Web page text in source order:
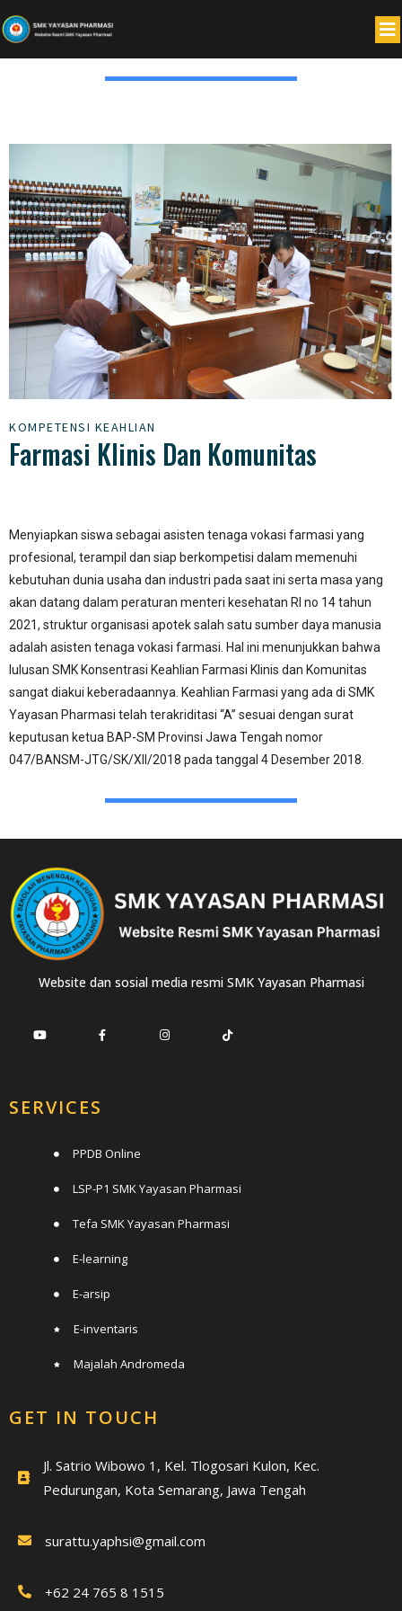
KOMPETENSI KEAHLIAN
Farmasi Klinis Dan Komunitas
Menyiapkan siswa sebagai asisten tenaga vokasi farmasi yang
profesional, terampil dan siap berkompetisi dalam memenuhi
kebutuhan dunia usaha dan industri pada saat ini serta masa yang
akan datang dalam peraturan menteri kesehatan RI no 14 tahun
2021, struktur organisasi apotek salah satu sumber daya manusia
adalah asisten tenaga vokasi farmasi. Hal ini menunjukkan bahwa
lulusan SMK Konsentrasi Keahlian Farmasi Klinis dan Komunitas
sangat diakui keberadaannya. Keahlian Farmasi yang ada di SMK
Yayasan Pharmasi telah terakriditasi “A” sesuai dengan surat
keputusan ketua BAP-SM Provinsi Jawa Tengah nomor
047/BANSM-JTG/SK/XII/2018 pada tanggal 4 Desember 2018.
Website dan sosial media resmi SMK Yayasan Pharmasi
SERVICES
PPDB Online
LSP-P1 SMK Yayasan Pharmasi
Tefa SMK Yayasan Pharmasi
E-learning
E-arsip
E-inventaris
Majalah Andromeda
GET IN TOUCH
Jl. Satrio Wibowo 1, Kel. Tlogosari Kulon, Kec.
Pedurungan, Kota Semarang, Jawa Tengah
surattu.yaphsi@gmail.com
+62 24 765 8 1515